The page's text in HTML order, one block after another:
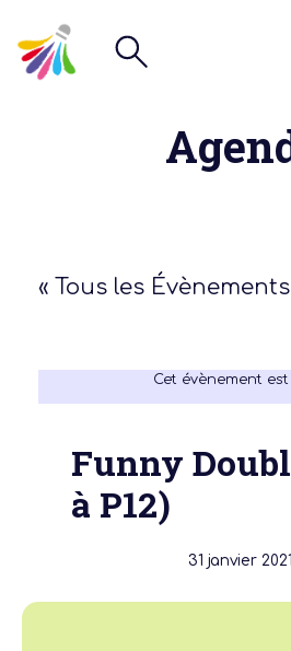
« Tous les Évènements
Cet évènement
Funny
à P12)
31 janvier 2021